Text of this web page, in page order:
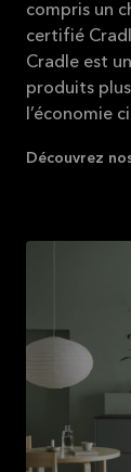
compris un
certifié
Cradle est
produits
l’économie
Découvrez